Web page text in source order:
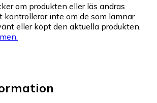
om produkten eller läs andras
kontrollerar inte om de som lämnar
eller köpt den aktuella produkten.